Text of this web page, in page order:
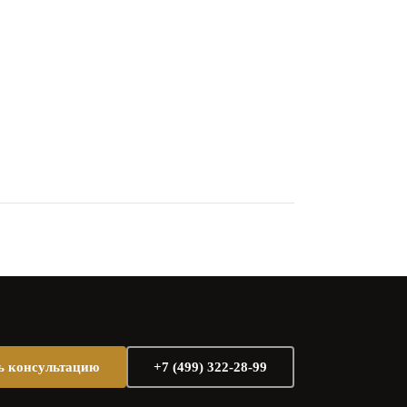
консультацию +7 (499) 322-28-99